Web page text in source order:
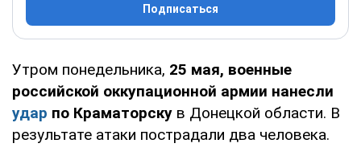
Подписаться
Утром понедельника, 25 мая, военные
российской оккупационной армии нанесли
удар по Краматорску в Донецкой области. В
результате атаки пострадали два человека.